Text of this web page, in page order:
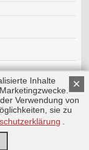
Nach oben
×
Inhalte
Verwendung von
sie zu